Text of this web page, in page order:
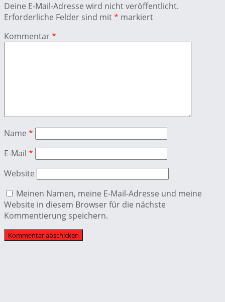
Deine E-Mail-Adresse wird nicht veröffentlicht.
Erforderliche Felder sind mit* markiert
Kommentar*
Name *
E-Mail *
Website
Meinen Namen, meine E-Mail-Adresse und meine
Website in diesem Browser für die nächste
Kommentierung speichern.